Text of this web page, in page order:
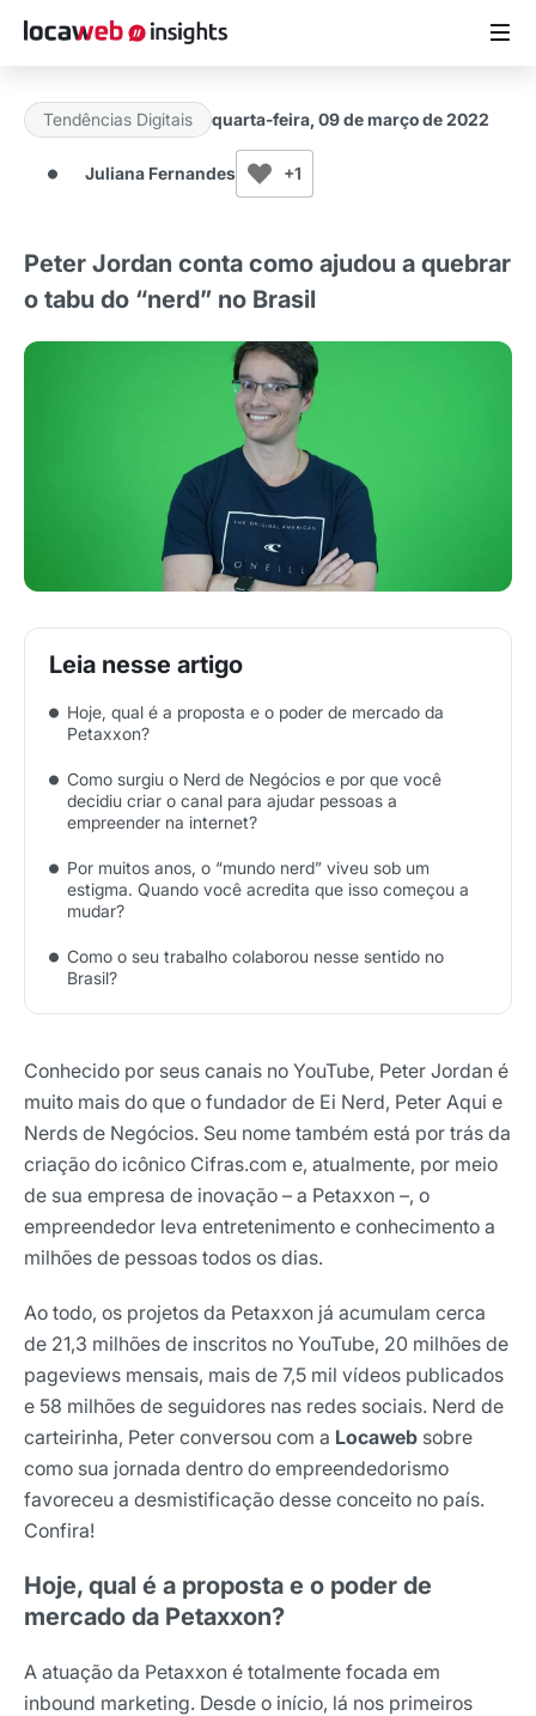
ARTIGOS
MATERIAIS GRATUITOS
ESTUDOS
CASES DE SUCESSO
Tendências Digitais quarta-feira, 09 de março de 2022
Juliana Fernandes +1
Peter Jordan conta como ajudou a quebrar
o tabu do “nerd” no Brasil
Hoje, qual é a proposta e o poder de mercado da
Petaxxon?
Como surgiu o Nerd de Negócios e por que você
decidiu criar o canal para ajudar pessoas a
empreender na internet?
Por muitos anos, o “mundo nerd” viveu sob um
estigma. Quando você acredita que isso começou a
mudar?
Como o seu trabalho colaborou nesse sentido no
Brasil?
Conhecido por seus canais no YouTube, Peter Jordan é
muito mais do que o fundador de Ei Nerd, Peter Aqui e
Nerds de Negócios. Seu nome também está por trás da
criação do icônico Cifras.com e, atualmente, por meio
de sua empresa de inovação – a Petaxxon –, o
empreendedor leva entretenimento e conhecimento a
milhões de pessoas todos os dias.
Ao todo, os projetos da Petaxxon já acumulam cerca
de 21,3 milhões de inscritos no YouTube, 20 milhões de
pageviews mensais, mais de 7,5 mil vídeos publicados
e 58 milhões de seguidores nas redes sociais. Nerd de
carteirinha, Peter conversou com a Locaweb sobre
como sua jornada dentro do empreendedorismo
favoreceu a desmistificação desse conceito no país.
Confira!
Hoje, qual é a proposta e o poder de
mercado da Petaxxon?
A atuação da Petaxxon é totalmente focada em
inbound marketing. Desde o início, lá nos primeiros